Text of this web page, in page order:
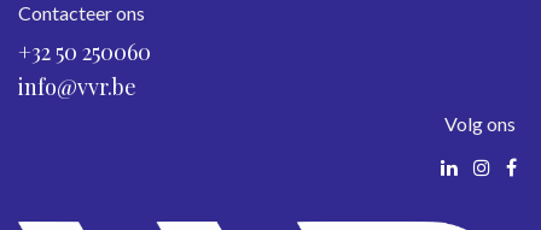
Contacteer ons
+32 50 250060
info@vvr.be
Volg ons